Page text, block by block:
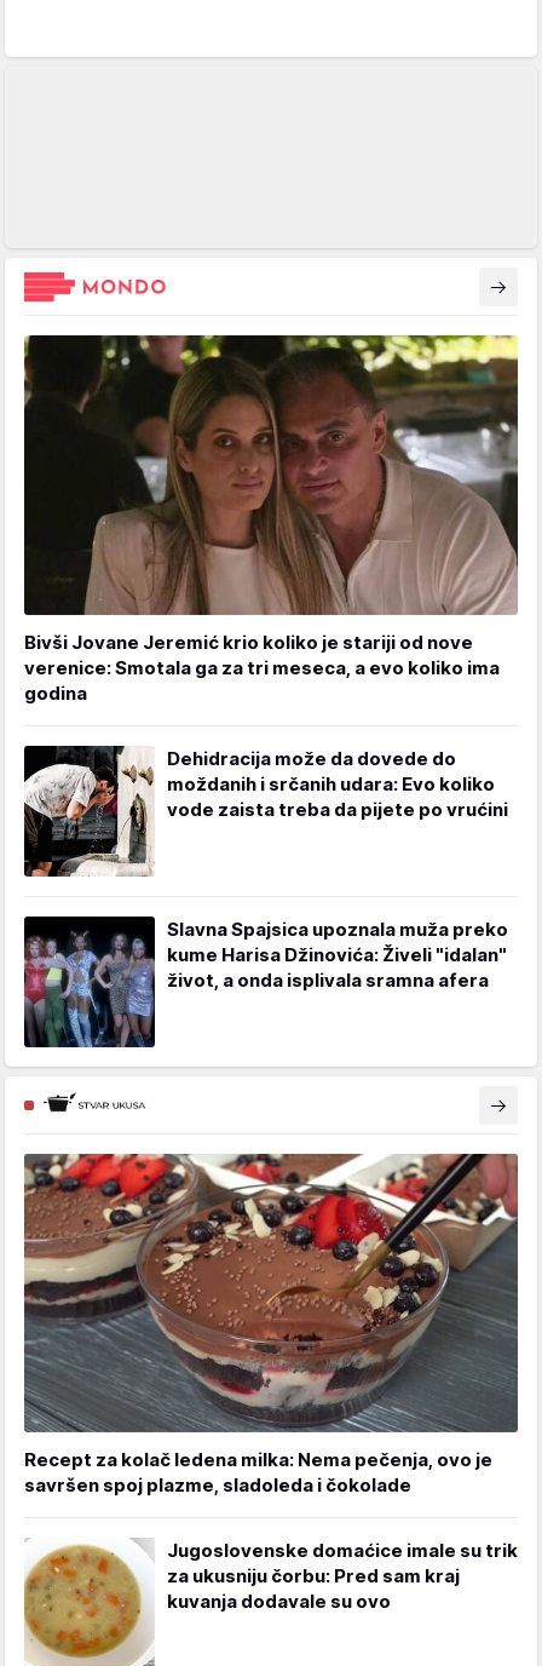
Bivši Jovane Jeremić krio koliko je stariji od nove
verenice: Smotala ga za tri meseca, a evo koliko ima
godina
Dehidracija može da dovede do
moždanih i srčanih udara: Evo koliko
vode zaista treba da pijete po vrućini
Slavna Spajsica upoznala muža preko
kume Harisa Džinovića: Živeli "idalan"
život, a onda isplivala sramna afera
Recept za kolač ledena milka: Nema pečenja, ovo je
savršen spoj plazme, sladoleda i čokolade
Jugoslovenske domaćice imale su trik
za ukusniju čorbu: Pred sam kraj
kuvanja dodavale su ovo